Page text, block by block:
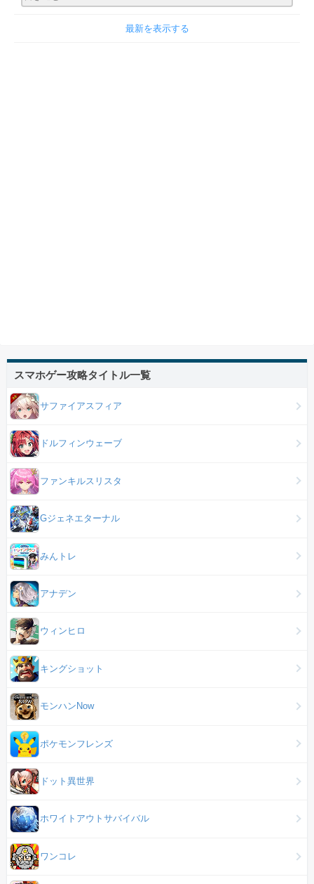
最新を表示する
スマホゲー攻略タイトル一覧
サファイアスフィア
ドルフィンウェーブ
ファンキルスリスタ
Gジェネエターナル
みんトレ
アナデン
ウィンヒロ
キングショット
モンハンNow
ポケモンフレンズ
ドット異世界
ホワイトアウトサバイバル
ワンコレ